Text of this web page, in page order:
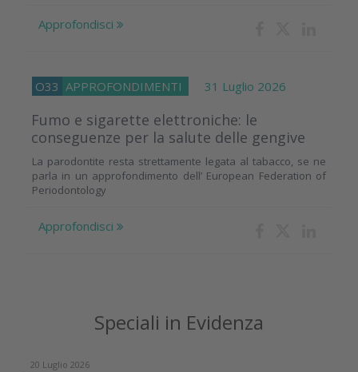
Approfondisci
O33 APPROFONDIMENTI 31 Luglio 2026
Fumo e sigarette elettroniche: le
conseguenze per la salute delle gengive
La parodontite resta strettamente legata al tabacco, se ne
parla in un approfondimento dell’ European Federation of
Periodontology
Approfondisci
Speciali in Evidenza
20 Luglio 2026